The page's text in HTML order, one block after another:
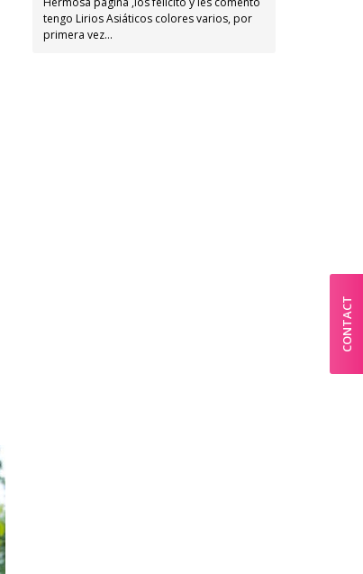
tengo Lirios Asiáticos colores varios, por
primera vez…
CONTACT